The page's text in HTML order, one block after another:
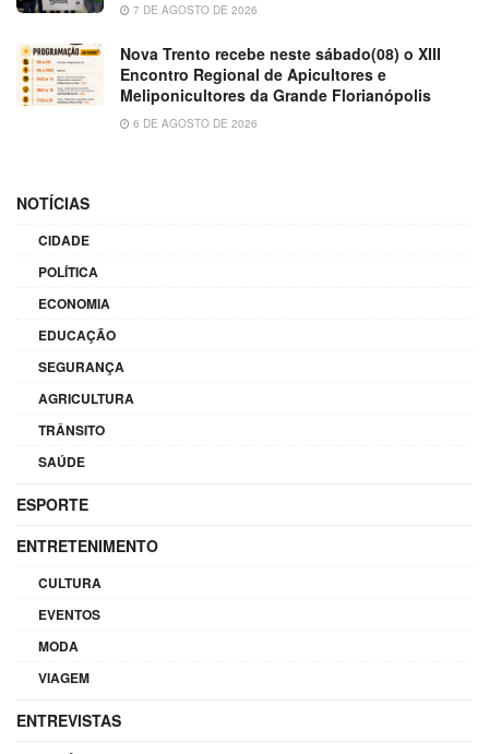
7 DE AGOSTO DE 2026
Nova Trento recebe neste sábado(08) o XIII
Encontro Regional de Apicultores e
Meliponicultores da Grande Florianópolis
6 DE AGOSTO DE 2026
NOTÍCIAS
CIDADE
POLÍTICA
ECONOMIA
EDUCAÇÃO
SEGURANÇA
AGRICULTURA
TRÂNSITO
SAÚDE
ESPORTE
ENTRETENIMENTO
CULTURA
EVENTOS
MODA
VIAGEM
ENTREVISTAS